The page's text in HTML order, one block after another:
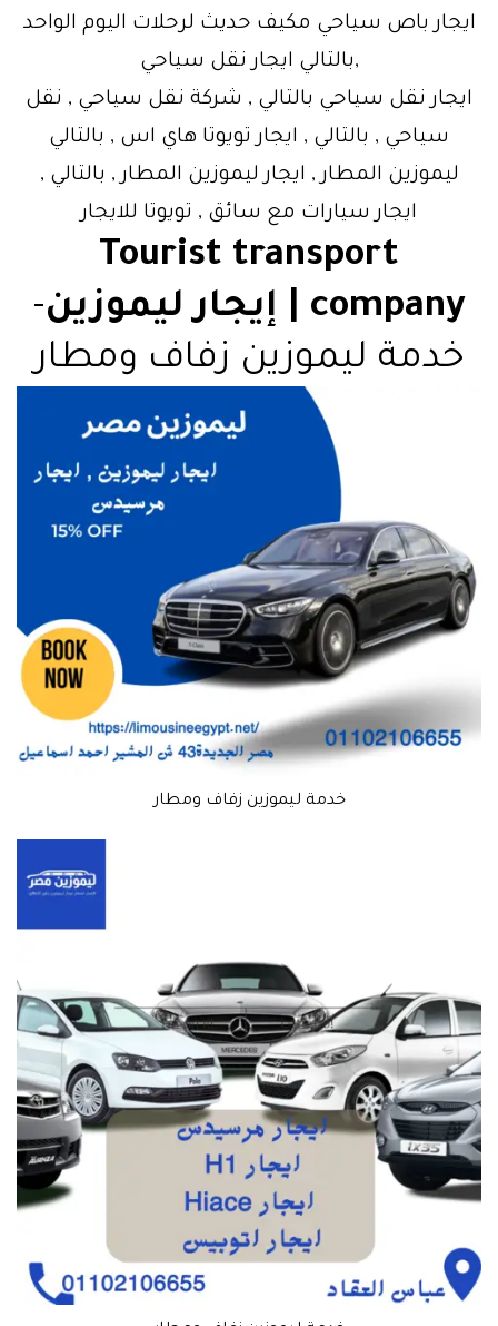
ايجار باص سياحي مكيف حديث لرحلات اليوم الواحد
,بالتالي ايجار نقل سياحي
ايجار نقل سياحي بالتالي , شركة نقل سياحي , نقل
سياحي , بالتالي , ايجار تويوتا هاي اس , بالتالي
ليموزين المطار , ايجار ليموزين المطار , بالتالي ,
ايجار سيارات مع سائق , تويوتا للايجار
Tourist transport
company | إيجار ليموزين
-
خدمة ليموزين زفاف ومطار
خدمة ليموزين زفاف ومطار